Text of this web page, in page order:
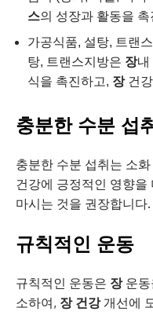
스의 성장과 활동을
가공식품, 설탕, 트랜
탕, 트랜스지방은 장내
식을 촉진하고, 장건강
충분한 수분 섭
충분한 수분 섭취는 소
건강에 긍정적인 영향을
마시는 것을 권장합니다.
규칙적인 운동
규칙적인 운동은 장운동
소하여, 장 건강개선에